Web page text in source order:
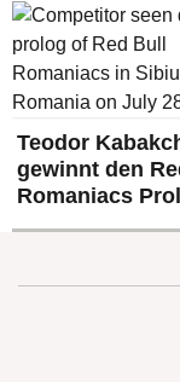
Teodor
gewinnt den
Romaniacs